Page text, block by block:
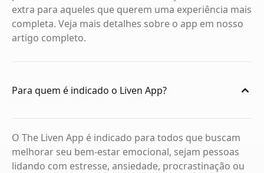
extra para aqueles que querem uma experiência mais
completa. Veja mais detalhes sobre o app em nosso
artigo completo.
Para quem é indicado o Liven App?
O The Liven App é indicado para todos que buscam
melhorar seu bem-estar emocional, sejam pessoas
lidando com estresse, ansiedade, procrastinação ou